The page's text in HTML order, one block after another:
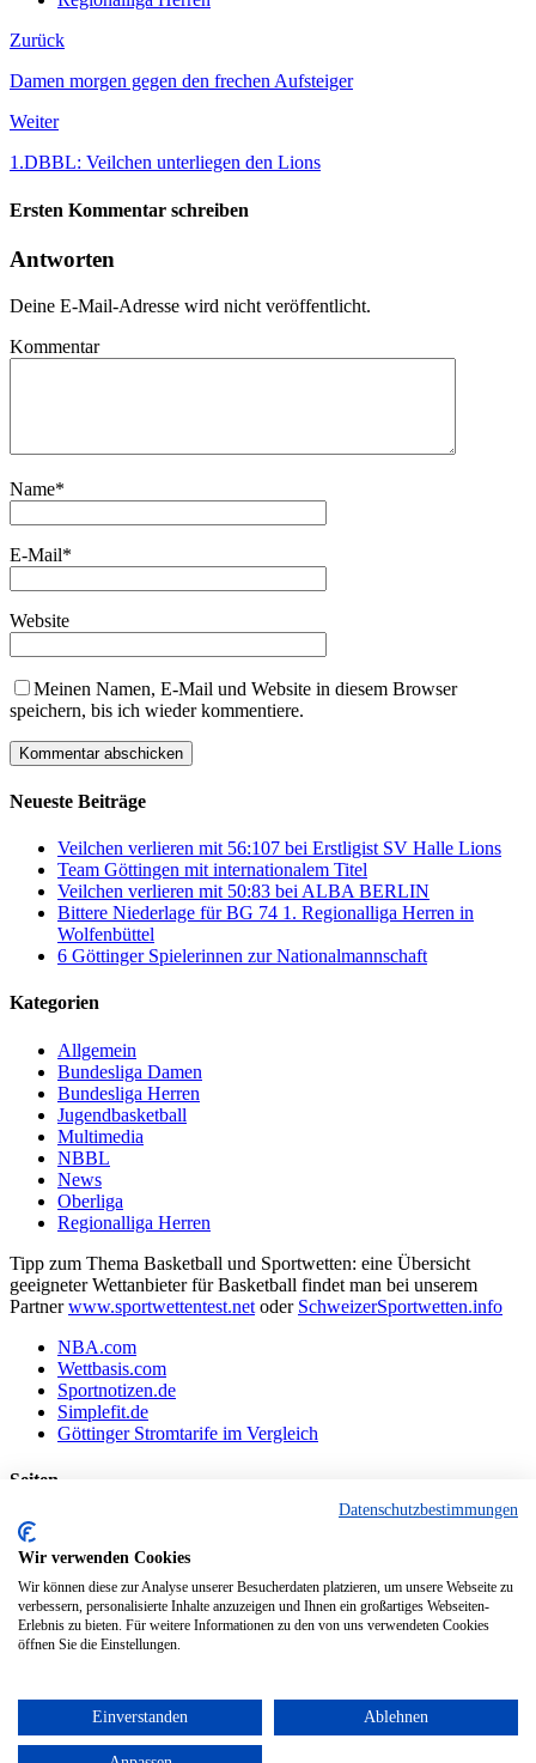
Zurück
Damen morgen gegen den frechen Aufsteiger
Weiter
1.DBBL: Veilchen unterliegen den Lions
Ersten Kommentar schreiben
Antworten
Deine E-Mail-Adresse wird nicht veröffentlicht.
Kommentar
Name*
E-Mail*
Website
Meinen Namen, E-Mail und Website in diesem Browser
speichern, bis ich wieder kommentiere.
Neueste Beiträge
Veilchen verlieren mit 56:107 bei Erstligist SV Halle Lions
Team Göttingen mit internationalem Titel
Veilchen verlieren mit 50:83 bei ALBA BERLIN
Bittere Niederlage für BG 74 1. Regionalliga Herren in
Wolfenbüttel
6 Göttinger Spielerinnen zur Nationalmannschaft
Kategorien
Allgemein
Bundesliga Damen
Bundesliga Herren
Jugendbasketball
Multimedia
NBBL
News
Oberliga
Regionalliga Herren
Tipp zum Thema Basketball und Sportwetten: eine Übersicht
geeigneter Wettanbieter für Basketball findet man bei unserem
Partnerwww.sportwettentest.net oder SchweizerSportwetten.info
NBA.com
Wettbasis.com
Sportnotizen.de
Simplefit.de
Göttinger Stromtarife im Vergleich
Seiten
Datenschutzerklärung
Impressum
Interessante Webseiten aus der Region Göttingen
Kontakt
Links
Links zu interessanten Basketball-Webseiten
Partner
Tickets
Unterstützung
Datenschutzbestimmungen
Wir verwenden Cookies
Wir können diese zur Analyse unserer Besucherdaten platzieren, um unsere Webseite zu
verbessern, personalisierte Inhalte anzuzeigen und Ihnen ein großartiges Webseiten-
Erlebnis zu bieten. Für weitere Informationen zu den von uns verwendeten Cookies
öffnen Sie die Einstellungen.
Einverstanden Ablehnen